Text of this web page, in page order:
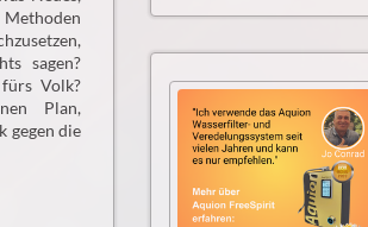
sagen?
Volk?
Plan,
gegen die